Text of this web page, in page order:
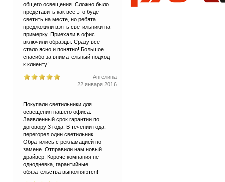
общего освещения. Сложно было
представить как все это будет
светить на месте, но ребята
предложили взять светильники на
примерку. Приехали в офис
включили образцы. Сразу все
стало ясно и понятно! Большое
спасибо за внимательный подход
к клиенту!
Ангелина
22 января 2016
Покупали светильники для
освещения нашего офиса.
Заявленный срок гарантии по
договору 3 года. В течении года,
перегорел один светильник.
Обратились с рекламацией по
замене. Отправили нам новый
драйвер. Короче компания не
однодневка, гарантийные
обязательства выполняются!